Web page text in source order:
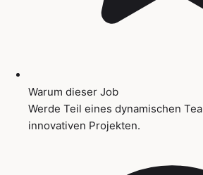
Warum dieser Job
Werde Teil eines dynamischen
innovativen Projekten.